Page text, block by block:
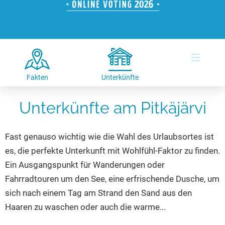
Radtouren am See
Kitesurfen
Kanu- & Kajaktouren
Badeseen in Deutschland
Wellness am See
Romantik Hotels
Urlaub an der Küste
Unterkünfte
Hotels am See
Ferienwohnungen
Camping
Kanu- & Kajak-Urlaub
Wanderurlaub
Bikeurlaub
Auszeit & Wellness
Camping am See
Top-Hotels
Top-Hotel Empfehlungen
Familienhotels
Wellness-Hotels
Biohotels
Ausgefallenes
Häuser auf dem Wasser
Hundefreundliche Unterkünfte
Seen in Deutschland
Seen in Europa
Strandbad-Verzeichnis
Überwachte Badestellen
Unsere See-Highlights
Deutschlands schönste Seen
Top Seen nach Bundesländern
Top Seen nach Regionen
Deutschlands Lieblingsseen
Fakten Unterkünfte
≡
Unterkünfte am Pitkäjärvi
Fast genauso wichtig wie die Wahl des Urlaubsortes ist
es, die perfekte Unterkunft mit Wohlfühl-Faktor zu finden.
Ein Ausgangspunkt für Wanderungen oder
Fahrradtouren um den See, eine erfrischende Dusche, um
sich nach einem Tag am Strand den Sand aus den
Haaren zu waschen oder auch die warme...